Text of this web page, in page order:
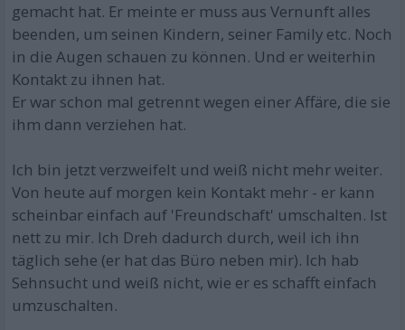
gemacht hat. Er meinte er muss aus Vernunft alles
beenden, um seinen Kindern, seiner Family etc. Noch
in die Augen schauen zu können. Und er weiterhin
Kontakt zu ihnen hat.
Er war schon mal getrennt wegen einer Affäre, die sie
ihm dann verziehen hat.
Ich bin jetzt verzweifelt und weiß nicht mehr weiter.
Von heute auf morgen kein Kontakt mehr - er kann
scheinbar einfach auf 'Freundschaft' umschalten. Ist
nett zu mir. Ich Dreh dadurch durch, weil ich ihn
täglich sehe (er hat das Büro neben mir). Ich hab
Sehnsucht und weiß nicht, wie er es schafft einfach
umzuschalten.